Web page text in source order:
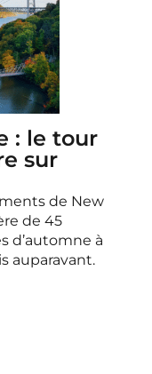
: le tour
sur
de New
de 45
d’automne à
auparavant.